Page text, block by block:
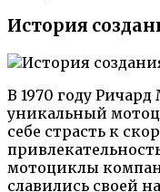
История
В 1970 году
уникальный
себе страсть к
мотоциклы
славились своей